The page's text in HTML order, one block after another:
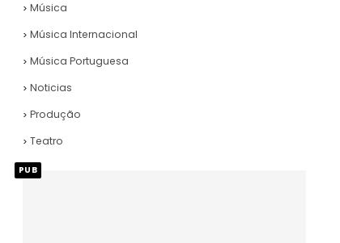
Música
Música Internacional
Música Portuguesa
Noticias
Produção
Teatro
PUB